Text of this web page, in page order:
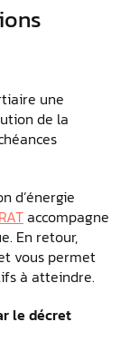
une
de la
d’énergie
accompagne
En retour,
vous permet
à atteindre.
le décret